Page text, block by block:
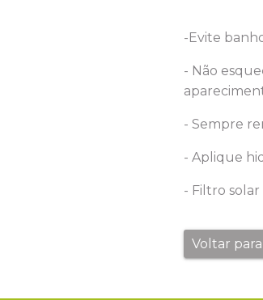
-Evite
- Não
- Sempre
- Aplique
- Filtro
Voltar